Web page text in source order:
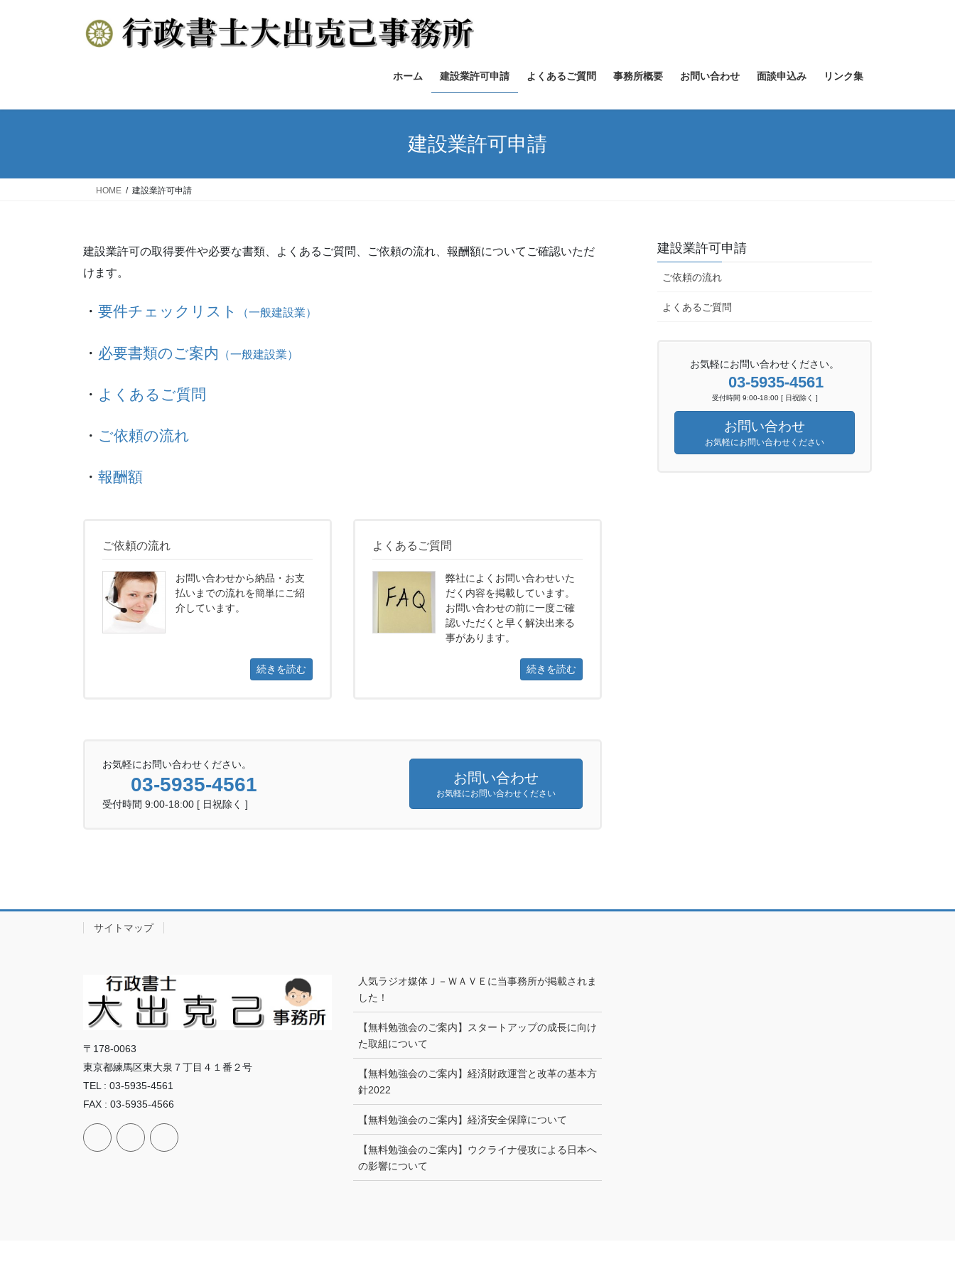
ス
ン
ホーム 建設業許可申請 よくあるご質問 事務所概要 お問い合わせ 面談申込み リンク集
建設業許可申請
HOME 建設業許可申請
建設業許可の取得要件や必要な書類、よくあるご質問、ご依頼の流れ、報酬額についてご確認いただ
けます。
・ 要件チェックリスト （一般建設業）
・ 必要書類のご案内 （一般建設業）
・ よくあるご質問
・ ご依頼の流れ
・ 報酬額
ご依頼の流れ
お問い合わせから納品・お支
払いまでの流れを簡単にご紹
介しています。
続きを読む
よくあるご質問
弊社によくお問い合わせいた
だく内容を掲載しています。
お問い合わせの前に一度ご確
認いただくと早く解決出来る
事があります。
続きを読む
お気軽にお問い合わせください。
03-5935-4561
受付時間 9:00-18:00 [ 日祝除く ]
お問い合わせ
お気軽にお問い合わせください
建設業許可申請
ご依頼の流れ
よくあるご質問
お気軽にお問い合わせください。
03-5935-4561
受付時間 9:00-18:00 [ 日祝除く ]
お問い合わせ
お気軽にお問い合わせください
サイトマップ
〒178-0063
東京都練馬区東大泉７丁目４１番２号
TEL : 03-5935-4561
FAX : 03-5935-4566
人気ラジオ媒体Ｊ－ＷＡＶＥに当事務所が掲載されま
した！
【無料勉強会のご案内】スタートアップの成長に向け
た取組について
【無料勉強会のご案内】経済財政運営と改革の基本方
針2022
【無料勉強会のご案内】経済安全保障について
【無料勉強会のご案内】ウクライナ侵攻による日本へ
の影響について